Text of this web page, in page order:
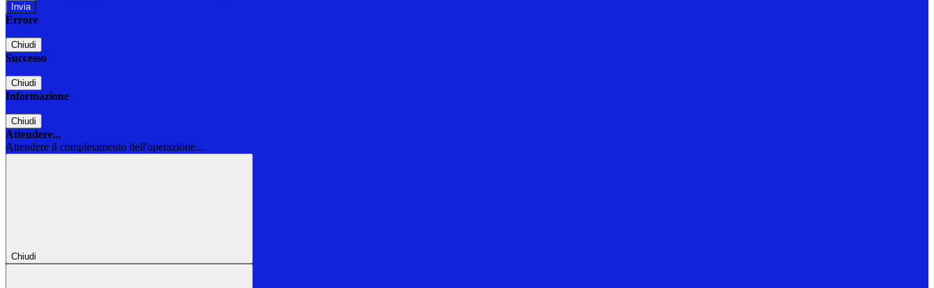
Errore
Chiudi
Successo
Chiudi
Informazione
Chiudi
Attendere...
Attendere il completamento dell'operazione...
Chiudi